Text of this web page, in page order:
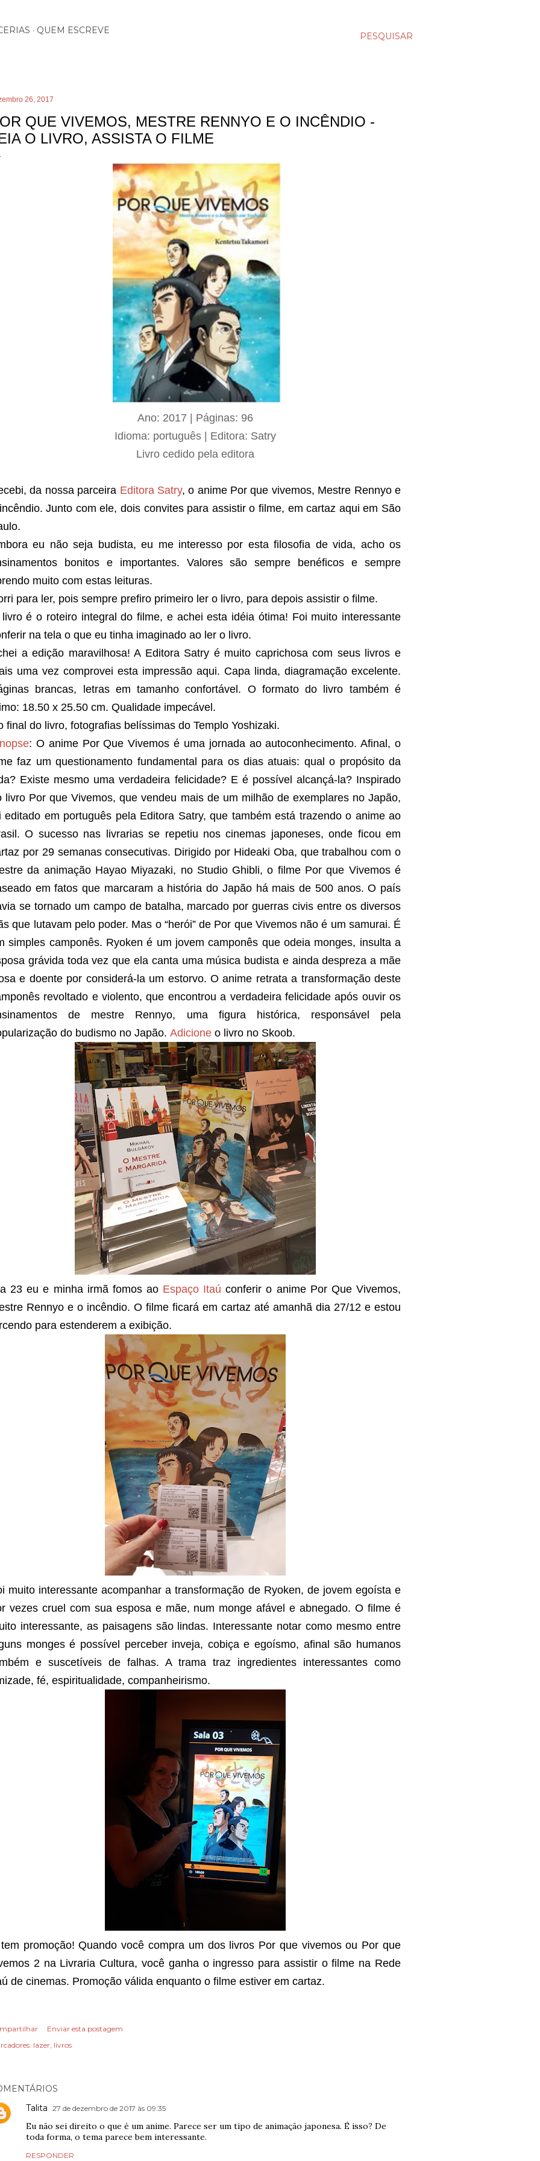
PESQUISAR
QUEM ESCREVE
26, 2017
QUE VIVEMOS, MESTRE RENNYO E O INCÊNDIO -
O LIVRO, ASSISTA O FILME
Ano: 2017 | Páginas: 96
Idioma: português | Editora: Satry
Livro cedido pela editora
da nossa parceira Editora Satry, o anime Por que vivemos, Mestre Rennyo e
Junto com ele, dois convites para assistir o filme, em cartaz aqui em São
eu não seja budista, eu me interesso por esta filosofia de vida, acho os
bonitos e importantes. Valores são sempre benéficos e sempre
muito com estas leituras.
para ler, pois sempre prefiro primeiro ler o livro, para depois assistir o filme.
é o roteiro integral do filme, e achei esta idéia ótima! Foi muito interessante
na tela o que eu tinha imaginado ao ler o livro.
a edição maravilhosa! A Editora Satry é muito caprichosa com seus livros e
uma vez comprovei esta impressão aqui. Capa linda, diagramação excelente.
brancas, letras em tamanho confortável. O formato do livro também é
18.50 x 25.50 cm. Qualidade impecável.
final do livro, fotografias belíssimas do Templo Yoshizaki.
: O anime Por Que Vivemos é uma jornada ao autoconhecimento. Afinal, o
faz um questionamento fundamental para os dias atuais: qual o propósito da
Existe mesmo uma verdadeira felicidade? E é possível alcançá-la? Inspirado
livro Por que Vivemos, que vendeu mais de um milhão de exemplares no Japão,
editado em português pela Editora Satry, que também está trazendo o anime ao
O sucesso nas livrarias se repetiu nos cinemas japoneses, onde ficou em
por 29 semanas consecutivas. Dirigido por Hideaki Oba, que trabalhou com o
da animação Hayao Miyazaki, no Studio Ghibli, o filme Por que Vivemos é
em fatos que marcaram a história do Japão há mais de 500 anos. O país
se tornado um campo de batalha, marcado por guerras civis entre os diversos
que lutavam pelo poder. Mas o “herói” de Por que Vivemos não é um samurai. É
simples camponês. Ryoken é um jovem camponês que odeia monges, insulta a
grávida toda vez que ela canta uma música budista e ainda despreza a mãe
e doente por considerá-la um estorvo. O anime retrata a transformação deste
revoltado e violento, que encontrou a verdadeira felicidade após ouvir os
de mestre Rennyo, uma figura histórica, responsável pela
do budismo no Japão. Adicione o livro no Skoob.
23 eu e minha irmã fomos ao Espaço Itaú conferir o anime Por Que Vivemos,
Rennyo e o incêndio. O filme ficará em cartaz até amanhã dia 27/12 e estou
para estenderem a exibição.
muito interessante acompanhar a transformação de Ryoken, de jovem egoísta e
vezes cruel com sua esposa e mãe, num monge afável e abnegado. O filme é
interessante, as paisagens são lindas. Interessante notar como mesmo entre
monges é possível perceber inveja, cobiça e egoísmo, afinal são humanos
e suscetíveis de falhas. A trama traz ingredientes interessantes como
fé, espiritualidade, companheirismo.
promoção! Quando você compra um dos livros Por que vivemos ou Por que
2 na Livraria Cultura, você ganha o ingresso para assistir o filme na Rede
de cinemas. Promoção válida enquanto o filme estiver em cartaz.
Enviar esta postagem
lazer livros
Talita 27 de dezembro de 2017 às 09:35
Eu não sei direito o que é um anime. Parece ser um tipo de animação japonesa. É isso? De
toda forma, o tema parece bem interessante.
RESPONDER